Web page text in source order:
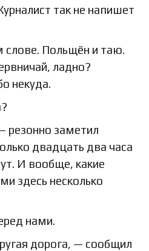
так не напишет
слове. Польщён и таю.
ладно?
некуда.
резонно заметил
двадцать два часа
И вообще, какие
здесь несколько
нами.
дорога, — сообщил